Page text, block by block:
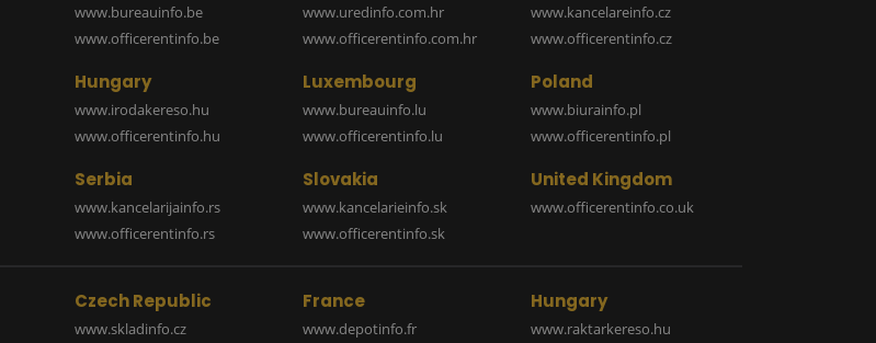
www.bureauinfo.be
www.officerentinfo.be
www.uredinfo.com.hr
www.officerentinfo.com.hr
www.kancelareinfo.cz
www.officerentinfo.cz
Hungary
www.irodakereso.hu
www.officerentinfo.hu
Luxembourg
www.bureauinfo.lu
www.officerentinfo.lu
Poland
www.biurainfo.pl
www.officerentinfo.pl
Serbia
www.kancelarijainfo.rs
www.officerentinfo.rs
Slovakia
www.kancelarieinfo.sk
www.officerentinfo.sk
United Kingdom
www.officerentinfo.co.uk
Czech Republic
www.skladinfo.cz
France
www.depotinfo.fr
Hungary
www.raktarkereso.hu